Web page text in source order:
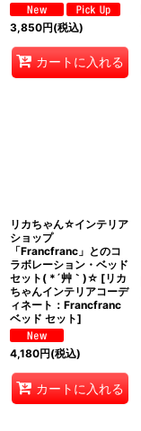
3,850円(税込)
カートに入れる
リカちゃん☆インテリア
ショップ
「Francfranc」とのコ
ラボレーション・ベッド
セット( *´艸｀)☆ [リカ
ちゃんインテリアコーデ
ィネート：Francfranc
ベッド セット]
4,180円(税込)
カートに入れる